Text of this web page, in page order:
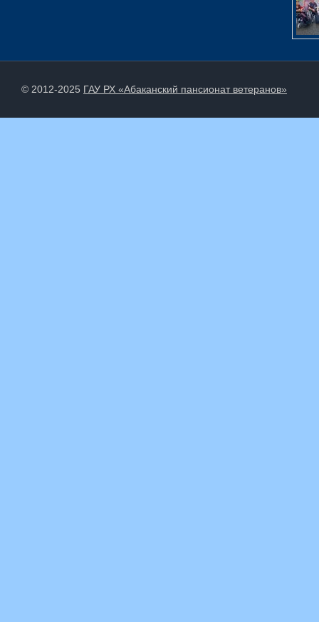
© 2012-2025 ГАУ РХ «Абаканский пансионат ветеранов»